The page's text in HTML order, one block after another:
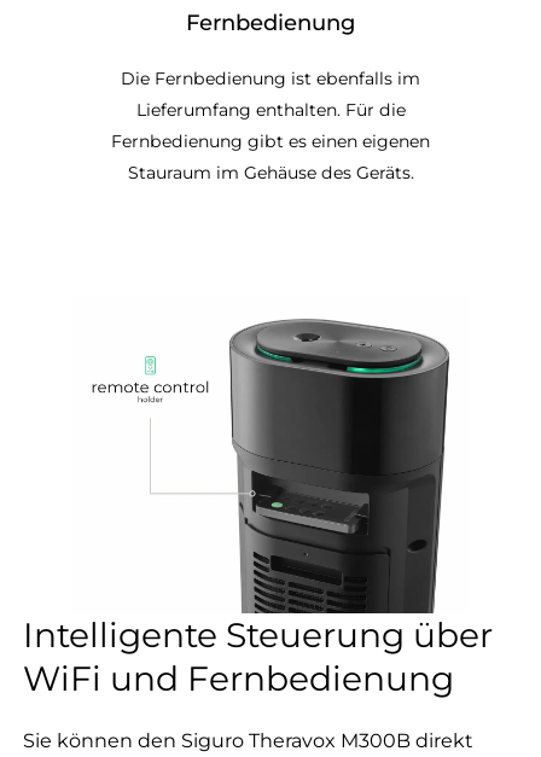
Fernbedienung
Die Fernbedienung ist ebenfalls im
Lieferumfang enthalten. Für die
Fernbedienung gibt es einen eigenen
Stauraum im Gehäuse des Geräts.
Intelligente Steuerung über
WiFi und Fernbedienung
Sie können den Siguro Theravox M300B direkt